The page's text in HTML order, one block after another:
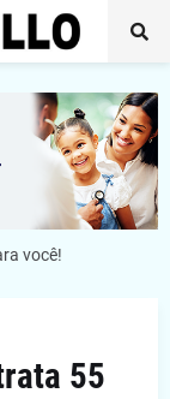
você!
55